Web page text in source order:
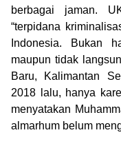
berbagai jaman.
“terpidana
Indonesia. Bukan
maupun tidak
Baru, Kalimantan
2018 lalu, hanya
menyatakan
almarhum belum